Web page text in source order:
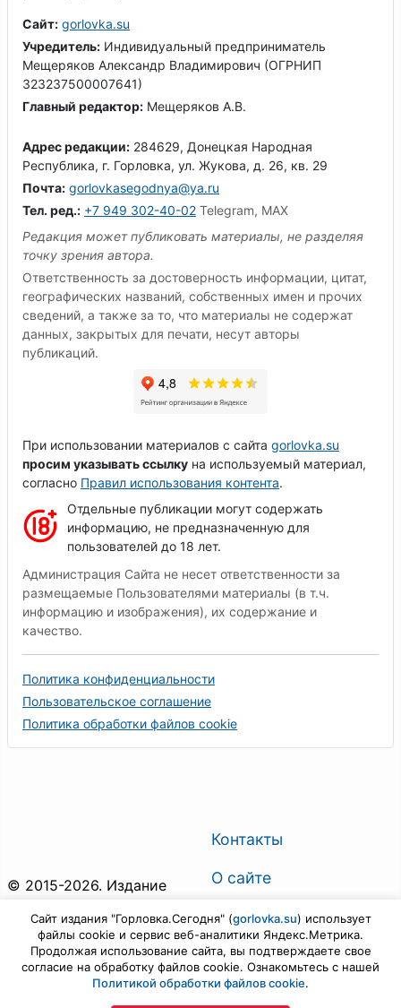
Сайт: gorlovka.su
Учредитель: Индивидуальный предприниматель
Мещеряков Александр Владимирович (ОГРНИП
323237500007641)
Главный редактор: Мещеряков А.В.
Адрес редакции: 284629, Донецкая Народная
Республика, г. Горловка, ул. Жукова, д. 26, кв. 29
Почта: gorlovkasegodnya@ya.ru
Тел. ред.: +7 949 302-40-02 Telegram, MAX
Редакция может публиковать материалы, не разделяя
точку зрения автора.
Ответственность за достоверность информации, цитат,
географических названий, собственных имен и прочих
сведений, а также за то, что материалы не содержат
данных, закрытых для печати, несут авторы
публикаций.
При использовании материалов с сайта gorlovka.su
просим указывать ссылку на используемый материал,
согласно Правил использования контента.
Отдельные публикации могут содержать
информацию, не предназначенную для
пользователей до 18 лет.
Администрация Сайта не несет ответственности за
размещаемые Пользователями материалы (в т.ч.
информацию и изображения), их содержание и
качество.
Политика конфиденциальности
Пользовательское соглашение
Политика обработки файлов cookie
© 2015-2026. Издание
права защищены.
Поиск по сайту
Контакты
О сайте
О газете
Предложить новость
Войти
Сайт издания "Горловка.Сегодня" (gorlovka.su) использует
файлы cookie и сервис веб-аналитики Яндекс.Метрика.
Продолжая использование сайта, вы подтверждаете свое
согласие на обработку файлов cookie. Ознакомьтесь с нашей
Политикой обработки файлов cookie.